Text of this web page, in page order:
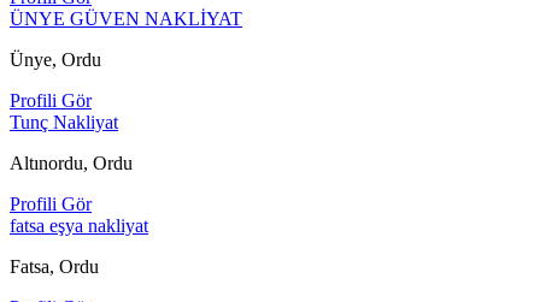
ÜNYE GÜVEN NAKLİYAT
Ünye, Ordu
Profili Gör
Tunç Nakliyat
Altınordu, Ordu
Profili Gör
fatsa eşya nakliyat
Fatsa, Ordu